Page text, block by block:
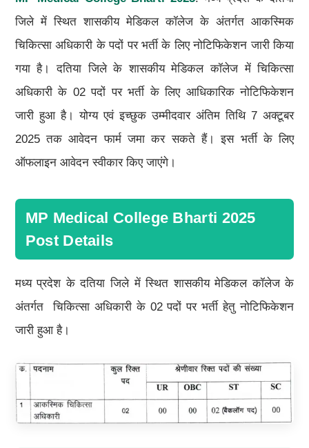
जिले में स्थित शासकीय मेडिकल कॉलेज के अंतर्गत आकस्मिक
चिकित्सा अधिकारी के पदों पर भर्ती के लिए नोटिफिकेशन जारी किया
गया है। दतिया जिले के शासकीय मेडिकल कॉलेज में चिकित्सा
अधिकारी के 02 पदों पर भर्ती के लिए आधिकारिक नोटिफिकेशन
जारी हुआ है। योग्य एवं इच्छुक उम्मीदवार अंतिम तिथि 7 अक्टूबर
2025 तक आवेदन फार्म जमा कर सकते हैं। इस भर्ती के लिए
ऑफलाइन आवेदन स्वीकार किए जाएंगे।
MP Medical College Bharti 2025
Post Details
मध्य प्रदेश के दतिया जिले में स्थित शासकीय मेडिकल कॉलेज के
अंतर्गत चिकित्सा अधिकारी के 02 पदों पर भर्ती हेतु नोटिफिकेशन
जारी हुआ है।